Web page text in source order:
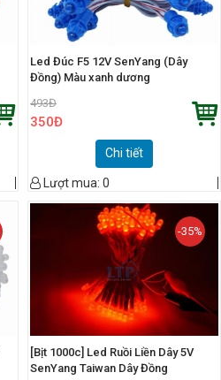
Led Đúc F5 12V SenYang (Dây
Đồng) Màu xanh dương
493Đ
350Đ
Chi tiết
Lượt mua: 0
-35%
[Bịt 1000c] Led Ruồi Liền Dây 5V
SenYang Taiwan Dây Đồng